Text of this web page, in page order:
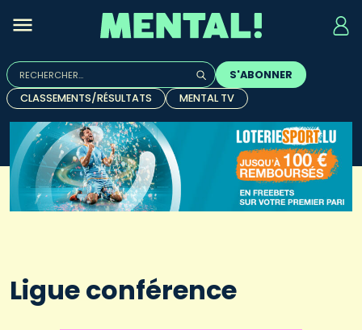
Rechercher :
Quand les résultats de l'auto-complétion sont
S'ABONNER
CLASSEMENTS/RÉSULTATS
MENTAL TV
Ligue conférence